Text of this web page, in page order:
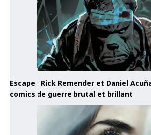
Escape : Rick Remender et Daniel
comics de guerre brutal et brillant